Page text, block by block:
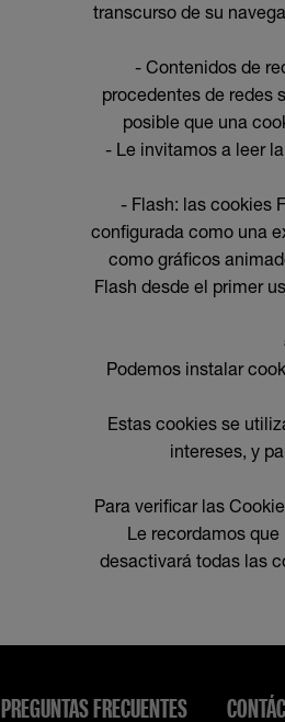
transcurso de su
- Contenidos de
procedentes de redes
posible que una
- Le invitamos a leer
- Flash: las cookies
configurada como una
como gráficos
Flash desde el primer
Podemos instalar
Estas cookies se
intereses, y
Para verificar las
Le recordamos
desactivará todas las
PREGUNTAS FRECUENTES